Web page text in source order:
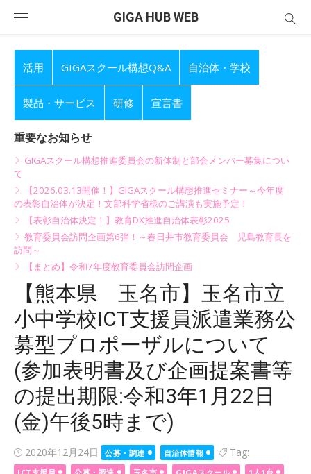
GIGA HUB WEB
活用 GIGAスクール構想Q&A 自治体・学校
製品・サービス 研修 宣言書
重要なお知らせ
GIGAスクール構想推進委員会の新体制と部会メンバー募集につい
て
【2026.03.13開催！】GIGAスクール構想推進セミナー～今年度
の表彰自治体が決定！文部科学省様のご講演も実施予定！
【表彰自治体決定！】教育DX推進自治体表彰2025
教育委員会訪問企画第6弾！～春日井市教育委員会 児島教育長を
訪問～
【まとめ】令和7年度教育委員会訪問企画
【熊本県 玉名市】玉名市立
小中学校ICT支援員派遣業務公
募型プロポーザルについて
(参加表明書及び企画提案書等
の提出期限:令和3年1月22日
(金)午後5時まで)
Posted
on
2020年12月24日 公募・調達 自治体情報 Tag: